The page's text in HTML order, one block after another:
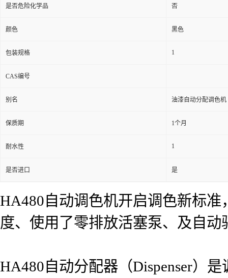
是否危险化学品 否
颜色 黑色
包装规格 1
CAS编号
别名 油漆自动分配调色机
保质期 1个月
耐水性 1
是否进口 是
HA480自动调色机开启调色新标
度、使用了零排放活塞泵、及自
HA480自动分配器（Dispenser）